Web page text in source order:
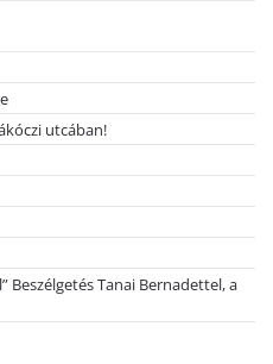
utcában!
Beszélgetés Tanai Bernadettel, a